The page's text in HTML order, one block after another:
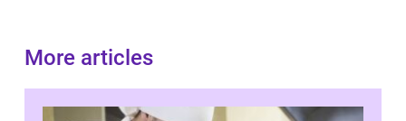
More articles